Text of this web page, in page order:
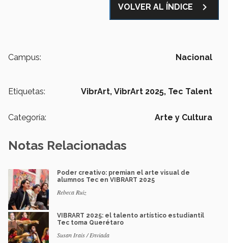
VOLVER AL ÍNDICE navigate_next
Campus: Nacional
Etiquetas: VibrArt, VibrArt 2025, Tec Talent
Categoría: Arte y Cultura
Notas Relacionadas
Poder creativo: premian el arte visual de
alumnos Tec en VIBRART 2025
Rebeca Ruiz
VIBRART 2025: el talento artístico estudiantil
Tec toma Querétaro
Susan Irais / Enviada